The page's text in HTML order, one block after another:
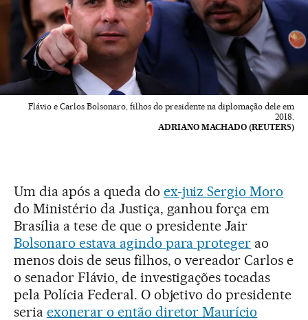
Flávio e Carlos Bolsonaro, filhos do presidente na diplomação dele em
2018.
ADRIANO MACHADO (REUTERS)
Um dia após a queda do ex-juiz Sergio Moro
do Ministério da Justiça, ganhou força em
Brasília a tese de que o presidente Jair
Bolsonaro estava agindo para proteger ao
menos dois de seus filhos, o vereador Carlos e
o senador Flávio, de investigações tocadas
pela Polícia Federal. O objetivo do presidente
seria exonerar o então diretor Maurício